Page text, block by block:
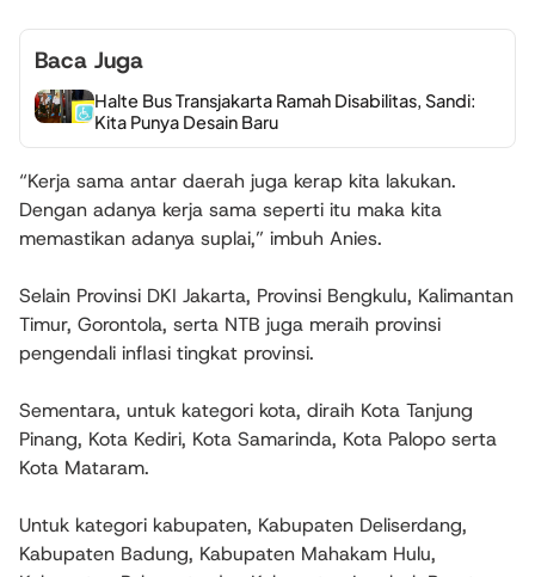
Baca Juga
Halte Bus Transjakarta Ramah Disabilitas, Sandi:
Kita Punya Desain Baru
“Kerja sama antar daerah juga kerap kita lakukan.
Dengan adanya kerja sama seperti itu maka kita
memastikan adanya suplai,” imbuh Anies.
Selain Provinsi DKI Jakarta, Provinsi Bengkulu, Kalimantan
Timur, Gorontola, serta NTB juga meraih provinsi
pengendali inflasi tingkat provinsi.
Sementara, untuk kategori kota, diraih Kota Tanjung
Pinang, Kota Kediri, Kota Samarinda, Kota Palopo serta
Kota Mataram.
Untuk kategori kabupaten, Kabupaten Deliserdang,
Kabupaten Badung, Kabupaten Mahakam Hulu,